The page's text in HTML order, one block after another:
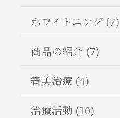
ホワイトニング (7)
商品の紹介 (7)
審美治療 (4)
治療活動 (10)